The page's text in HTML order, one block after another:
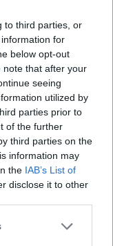
to third parties, or
for
below opt-out
note that after your
seeing
utilized by
parties prior to
of the further
third parties on the
information may
the IAB’s List of
disclose it to other
los